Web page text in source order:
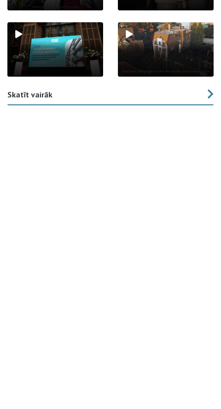
Skatīt vairāk